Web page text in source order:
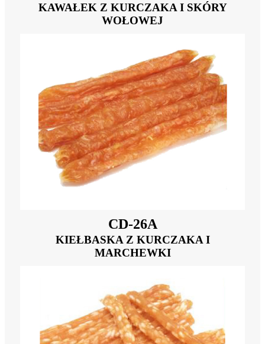
KAWAŁEK Z KURCZAKA I SKÓRY
WOŁOWEJ
CD-26A
KIEŁBASKA Z KURCZAKA I
MARCHEWKI